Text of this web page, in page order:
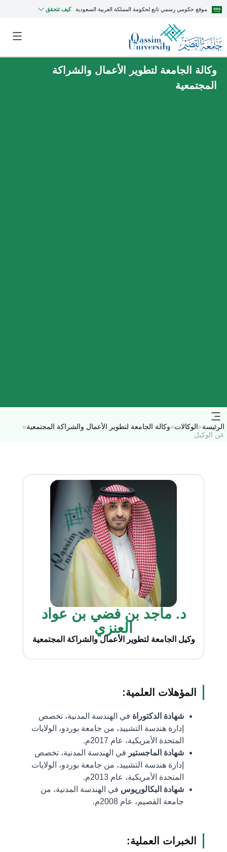
موقع حكومي رسمي تابع لحكومة المملكة العربية السعودية كيف تتحقق
وكالة الجامعة لتطوير الأعمال والشراكة
المجتمعية
الرئيسة»الوكالات»وكالة الجامعة لتطوير الأعمال والشراكة المجتمعية»
عن الوكيل
د. ماجد بن فضي بن عواد
العنزي
وكيل الجامعة لتطوير الأعمال والشراكة المجتمعية
المؤهلات العلمية:
شهادة الدكتوراة في الهندسة المدنية، تخصص
إدارة هندسة التشييد، من جامعة بوردو، الولايات
المتحدة الأمريكية، عام 2017م.
شهادة الماجستير في الهندسة المدنية، تخصص
إدارة هندسة التشييد، من جامعة بوردو، الولايات
المتحدة الأمريكية، عام 2013م.
شهادة البكالوريوس في الهندسة المدنية، من
جامعة القصيم، عام 2008م.
الخبرات العملية: